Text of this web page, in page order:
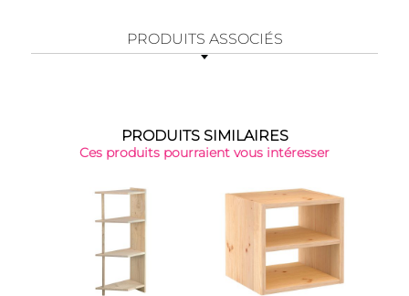
PRODUITS ASSOCIÉS
PRODUITS SIMILAIRES
Ces produits pourraient vous intéresser